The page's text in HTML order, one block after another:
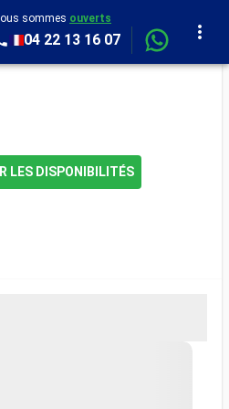
sommes ouverts
04 22 13 16 07
LES DISPONIBILITÉS